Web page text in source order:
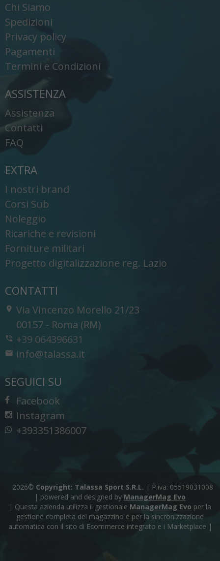
Chi Siamo
Spedizioni
Privacy policy
Pagamenti
Termini e Condizioni
ASSISTENZA
Assistenza
Contatti
FAQ
EXTRA
I nostri brand
Corsi Sub
Noleggio
Ricariche e revisioni
Forniture militari
Progetto digitalizzazione reg. Lazio
CONTATTI
Via Vincenzo Morello 21/23
-
00157 - Roma (RM)
+39 064396631
info@talassa.it
SEGUICI SU
Facebook
Instagram
+393351386007
2026© Copyright: Talassa Sport S.R.L. | P.iva: 05519031008
| powered and designed by ManagerMag Evo
| Questa azienda utilizza il gestionale ManagerMag Evo per la
gestione completa del magazzino e per la sincronizzazione
automatica con il sito di Ecommerce integrato e i Marketplace |